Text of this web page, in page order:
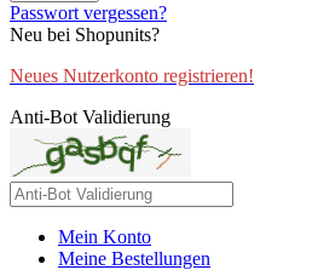
Passwort vergessen?
Neu bei Shopunits?
Neues Nutzerkonto registrieren!
Anti-Bot Validierung
Mein Konto
Meine Bestellungen